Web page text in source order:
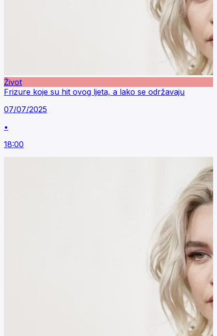
Život
Frizure koje su hit ovog ljeta, a lako se održavaju
07/07/2025
•
18:00